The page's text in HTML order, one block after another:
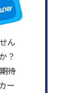
ん
？
待
ー